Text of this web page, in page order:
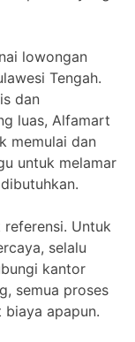
lowongan
Tengah.
dan
luas, Alfamart
memulai dan
untuk melamar
Untuk
selalu
kantor
semua proses
apapun.